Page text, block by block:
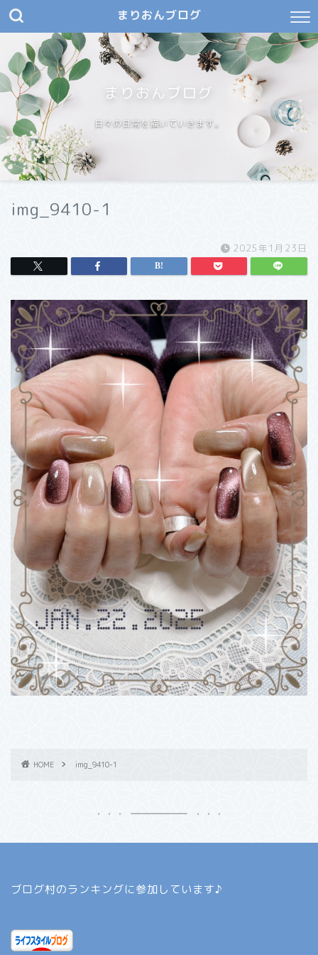
まりおんブログ
まりおんブログ
日々の日常を描いていきます。
img_9410-1
2025年1月23日
HOME img_9410-1
ブログ村のランキングに参加しています♪